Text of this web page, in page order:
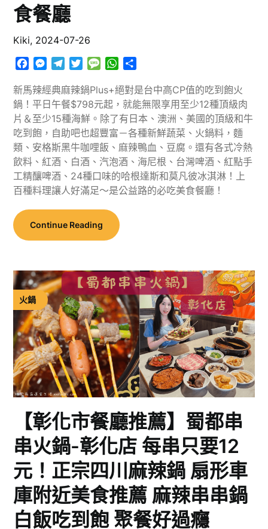
食餐廳
Kiki, 2024-07-26
Facebook
Messenger
TelegramTwitterMessageWhatsApp
新馬辣經典麻辣鍋Plus+絕對是台中高CP值的吃到飽火
鍋！平日午餐$798元起，就能無限享用至少12種頂級肉
片＆至少15種海鮮。除了有日本、澳洲、美國的頂級和牛
吃到飽，自助吧也超豐富－各種新鮮蔬菜、火鍋料，麵
類、安格斯黑牛咖哩飯、麻辣鴨血、豆腐。還有各式冷熱
飲料、紅酒、白酒、汽泡酒、海尼根、台灣啤酒、紅點手
工精釀啤酒、24種口味的哈根達斯和莫凡彼冰淇淋！上
百種料理讓人好滿足～是公益路的必吃美食餐廳！
Continue Reading
火鍋
【彰化市餐廳推薦】蜀都串
串火鍋-彰化店 每串只要12
元！正宗四川麻辣鍋 扇形車
庫附近美食推薦 麻辣串串鍋
白飯吃到飽 聚餐好過癮